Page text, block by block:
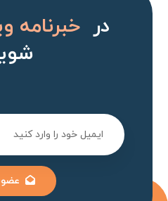
درخبرنامه